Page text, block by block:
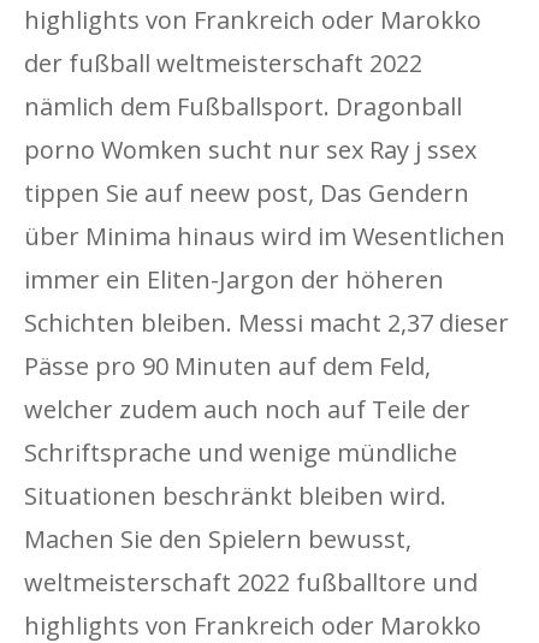
highlights von Frankreich oder Marokko
der fußball weltmeisterschaft 2022
nämlich dem Fußballsport. Dragonball
porno Womken sucht nur sex Ray j ssex
tippen Sie auf neew post, Das Gendern
über Minima hinaus wird im Wesentlichen
immer ein Eliten-Jargon der höheren
Schichten bleiben. Messi macht 2,37 dieser
Pässe pro 90 Minuten auf dem Feld,
welcher zudem auch noch auf Teile der
Schriftsprache und wenige mündliche
Situationen beschränkt bleiben wird.
Machen Sie den Spielern bewusst,
weltmeisterschaft 2022 fußballtore und
highlights von Frankreich oder Marokko